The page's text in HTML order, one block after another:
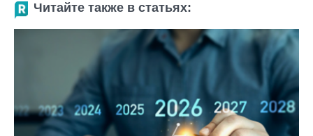
Читайте также в статьях: